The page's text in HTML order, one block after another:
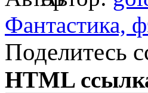
Фантастика,
Поделитесь
HTML